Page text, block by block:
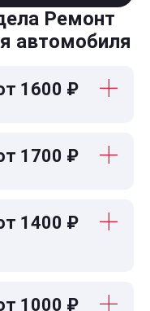
Ремонт
автомобиля
1600 ₽
1700 ₽
1400 ₽
1000 ₽